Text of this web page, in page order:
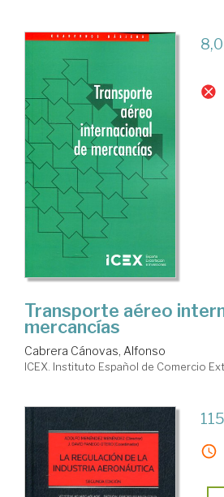
Transporte aéreo
mercancías
Cabrera Cánovas, Alfonso
ICEX. Instituto Español de Comercio